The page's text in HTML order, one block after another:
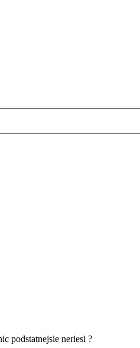
podstatnejsie neriesi ?